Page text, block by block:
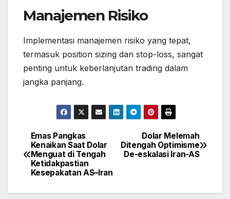
Manajemen Risiko
Implementasi manajemen risiko yang tepat,
termasuk position sizing dan stop-loss, sangat
penting untuk keberlanjutan trading dalam
jangka panjang.
Post
navigation
Dolar Melemah
Ditengah Optimisme
De-eskalasi Iran-AS
Emas Pangkas
Kenaikan Saat Dolar
Menguat di Tengah
Ketidakpastian
Kesepakatan AS–Iran